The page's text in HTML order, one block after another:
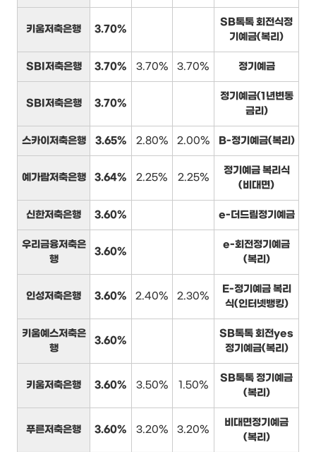
키움저축은행 3.70%
SB톡톡 회전식정
기예금(복리)
SBI저축은행 3.70% 3.70% 3.70% 정기예금
SBI저축은행 3.70%
정기예금(1년변동
금리)
스카이저축은행 3.65% 2.80% 2.00% B-정기예금(복리)
예가람저축은행 3.64% 2.25% 2.25%
정기예금 복리식
(비대면)
신한저축은행 3.60% e-더드림정기예금
우리금융저축은
행
3.60%
e-회전정기예금
(복리)
인성저축은행 3.60% 2.40% 2.30%
E-정기예금 복리
식(인터넷뱅킹)
키움예스저축은
행
3.60%
SB톡톡 회전yes
정기예금(복리)
키움저축은행 3.60% 3.50% 1.50%
SB톡톡 정기예금
(복리)
푸른저축은행 3.60% 3.20% 3.20%
비대면정기예금
(복리)